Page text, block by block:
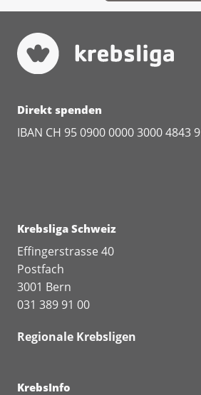
Direkt spenden
IBAN CH 95 0900 0000 3000 4843 9
Krebsliga Schweiz
Effingerstrasse 40
Postfach
3001 Bern
031 389 91 00
Regionale Krebsligen
KrebsInfo